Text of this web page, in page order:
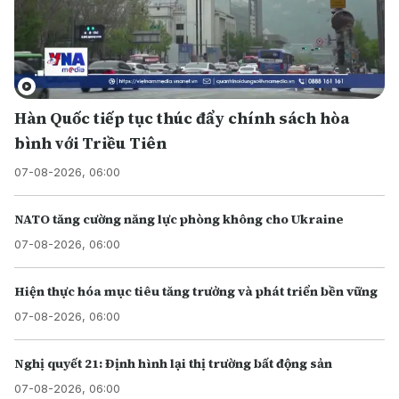
Hàn Quốc tiếp tục thúc đẩy chính sách hòa
bình với Triều Tiên
07-08-2026, 06:00
NATO tăng cường năng lực phòng không cho Ukraine
07-08-2026, 06:00
Hiện thực hóa mục tiêu tăng trưởng và phát triển bền vững
07-08-2026, 06:00
Nghị quyết 21: Định hình lại thị trường bất động sản
07-08-2026, 06:00